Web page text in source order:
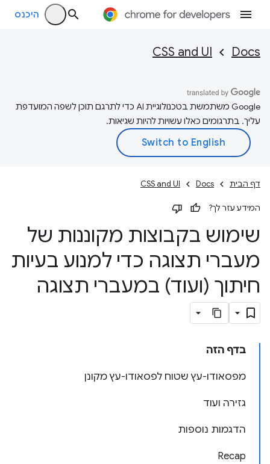
היכנס
Docs
CSS and UI
‫Google משתמשת בטכנולוגיית AI כדי לתרגם תוכן לשפה המועדפת
עליך. בתרגומים כאלו עשויות להיות שגיאות.
דף הבית Docs
CSS and UI
המידע עזר לך?
שימוש בקבוצות מקוננות של
מעברי תצוגה כדי למנוע בעיות
חיתוך (ועוד) במעברי תצוגה
בדף הזה
מפסאודו-עץ שטוח לפסאודו-עץ מקונן
גזירה ועוד
הדגמות נוספות
Recap